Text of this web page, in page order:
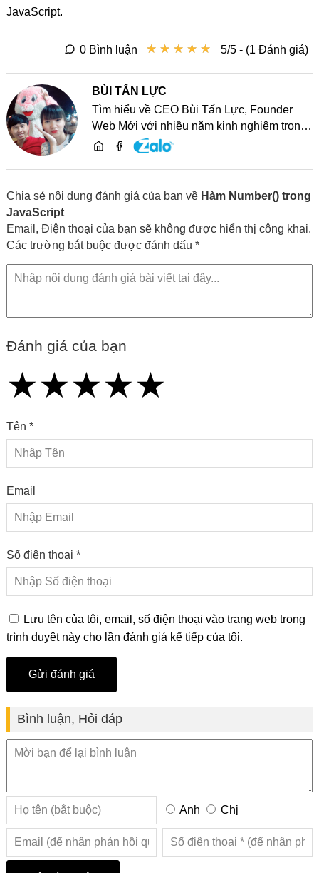
JavaScript.
★ ★ ★ ★ ★
★ ★ ★ ★ ★ 5/5 - (1 Đánh giá)
0 Bình luận
BÙI TẤN LỰC
Tìm hiểu về CEO Bùi Tấn Lực, Founder
Web Mới với nhiều năm kinh nghiệm trong
lĩnh vực phát triển website, SEO và chia sẻ
Chia sẻ nội dung đánh giá của bạn về Hàm Number() trong
JavaScript
Email, Điện thoại của bạn sẽ không được hiển thị công khai.
Các trường bắt buộc được đánh dấu *
Đánh giá của bạn
★
★★
★★★
★★★★
★★★★★
Tên *
Email
Số điện thoại *
Lưu tên của tôi, email, số điện thoại vào trang web trong
trình duyệt này cho lần đánh giá kế tiếp của tôi.
Bình luận, Hỏi đáp
Anh Chị